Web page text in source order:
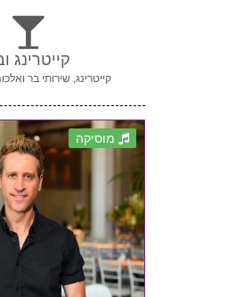
קייטרינג
קייטרינג, שירותי בר
מוסיקה